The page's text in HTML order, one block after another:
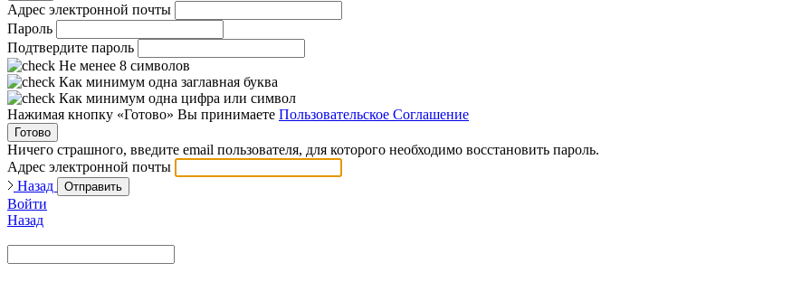
Адрес электронной почты
Пароль
Подтвердите пароль
Не менее 8 символов
Как минимум одна заглавная буква
Как минимум одна цифра или символ
Нажимая кнопку «Готово» Вы принимаете Пользовательское Соглашение
Готово
Ничего страшного, введите email пользователя, для которого необходимо восстановить пароль.
Адрес электронной почты
Назад
Отправить
Войти
Назад